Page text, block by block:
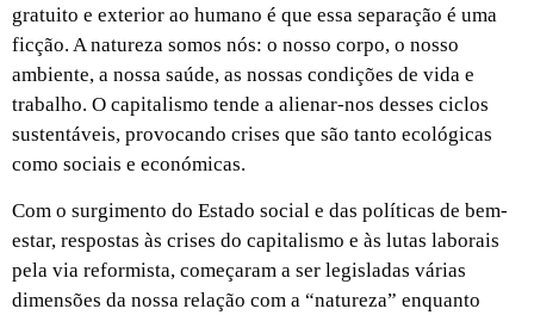
gratuito e exterior ao humano é que essa separação é uma
ficção. A natureza somos nós: o nosso corpo, o nosso
ambiente, a nossa saúde, as nossas condições de vida e
trabalho. O capitalismo tende a alienar-nos desses ciclos
sustentáveis, provocando crises que são tanto ecológicas
como sociais e económicas.
Com o surgimento do Estado social e das políticas de bem-
estar, respostas às crises do capitalismo e às lutas laborais
pela via reformista, começaram a ser legisladas várias
dimensões da nossa relação com a “natureza” enquanto